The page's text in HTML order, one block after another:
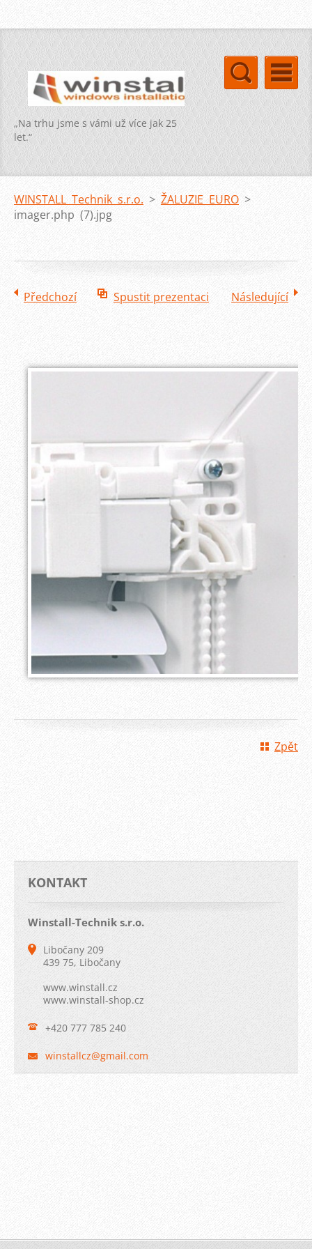
„Na trhu jsme s vámi už více jak 25
let.“
WINSTALL Technik s.r.o. > ŽALUZIE EURO >
imager.php (7).jpg
Předchozí Spustit prezentaci Následující
Zpět
KONTAKT
Winstall-Technik s.r.o.
Libočany 209
439 75, Libočany
www.winstall.cz
www.winstall-shop.cz
+420 777 785 240
winstallcz@gmail.com